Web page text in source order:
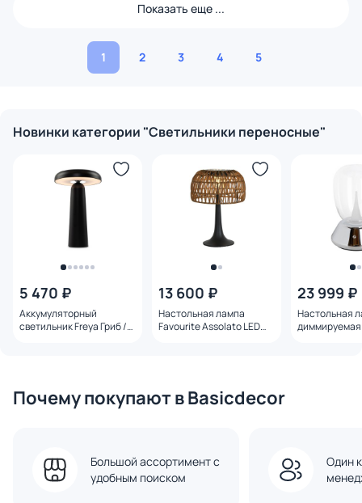
Показать еще ...
1 2 3 4 5
Новинки категории "Светильники переносные"
5 470 ₽
Аккумуляторный
светильник Freya Гриб /
13 600 ₽
Настольная лампа
Favourite Assolato LED
23 999 ₽
Настольная
Почему покупают в Basicdecor
Большой ассортимент с
удобным поиском
Один